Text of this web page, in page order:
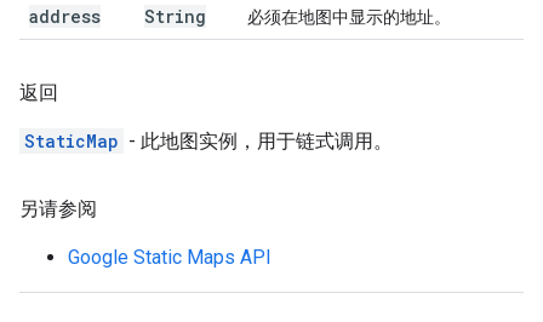
address String 必须在地图中显示的地址。
返回
StaticMap - 此地图实例，用于链式调用。
另请参阅
Google Static Maps API